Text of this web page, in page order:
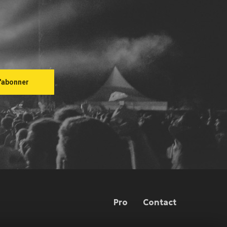
Pro Contact